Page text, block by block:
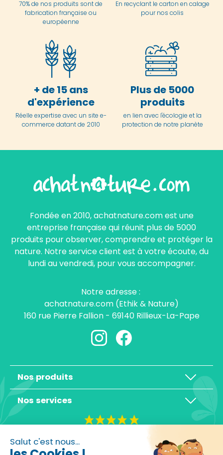
Salut c'est nous...
70% de nos produits sont de
fabrication française ou
européenne
En recyclant le carton en calage
pour nos colis
+ de 15 ans
d'expérience
Réelle expertise avec un site e-
commerce datant de 2010
Plus de 5000
produits
en lien avec l'écologie et la
protection de notre planète
Fondée en 2010, achatnature.com est une
entreprise française qui réunit plus de 5000
produits pour observer, comprendre et protéger la
nature. Notre service client est à votre écoute, du
lundi au vendredi, pour vous accompagner.
Notre adresse :
achatnature.com (Ethik & Nature)
160 rue Pierre Fallion - 69140 Rillieux-La-Pape
Nos produits
Nos services